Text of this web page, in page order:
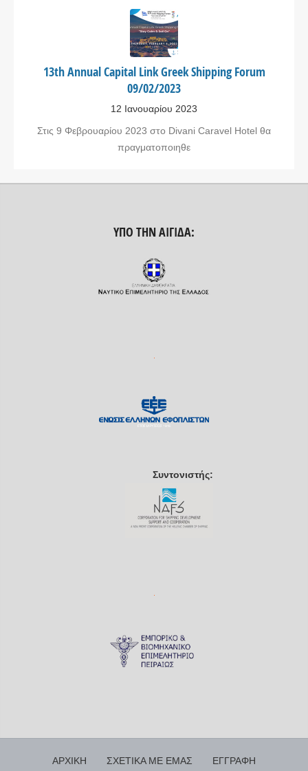
13th Annual Capital Link Greek Shipping Forum
09/02/2023
12 Ιανουαρίου 2023
Στις 9 Φεβρουαρίου 2023 στο Divani Caravel Hotel θα
πραγματοποιηθε
ΥΠΟ ΤΗΝ ΑΙΓΊΔΑ:
Συντονιστής:
ΑΡΧΙΚΗ ΣΧΕΤΙΚΑ ΜΕ ΕΜΑΣ ΕΓΓΡΑΦΗ